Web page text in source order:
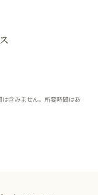
含みません。所要時間はあ